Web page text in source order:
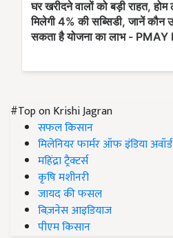
#Top on Krishi Jagran
सफल किसान
मिलेनियर फार्मर ऑफ इंडिया अवॉर्ड
महिंद्रा ट्रैक्टर्स
कृषि मशीनरी
जायद की फसल
बिज़नेस आइडियाज
पीएम किसान